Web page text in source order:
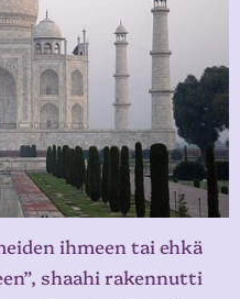
ihmeen tai ehkä
shaahi rakennutti